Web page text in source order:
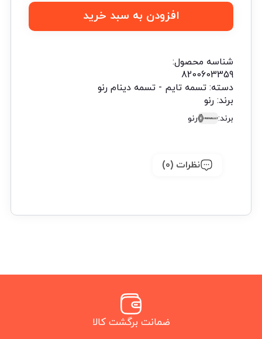
افزودن به سبد خرید
شناسه محصول:
8200603359
دسته: تسمه تایم - تسمه دینام رنو
برند: رنو
برند: رنو
نظرات (0)
ضمانت برگشت کالا